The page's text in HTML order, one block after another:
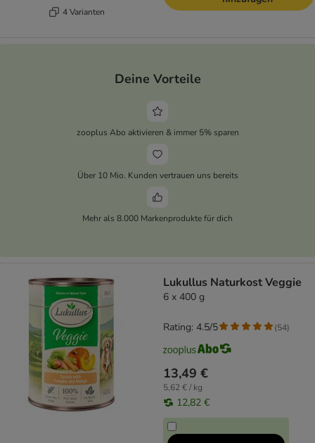
4 Varianten
Deine Vorteile
zooplus Abo aktivieren & immer 5% sparen
Über 10 Mio. Kunden vertrauen uns bereits
Mehr als 8.000 Markenprodukte für dich
Lukullus Naturkost Veggie
6 x 400 g
13,49 €
5,62 € / kg
12,82 €
Rating: 4.5/5 (54)